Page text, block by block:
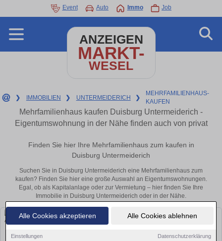
Alle Cookies akzeptieren Alle Cookies ablehnen
Einstellungen Datenschutzerklärung
Event Auto Immo Job
ANZEIGEN
MARKT-
WESEL
❯ IMMOBILIEN ❯ UNTERMEIDERICH ❯
MEHRFAMILIENHAUS-
KAUFEN
Mehrfamilienhaus kaufen Duisburg Untermeiderich -
Eigentumswohnung in der Nähe finden auch von privat
Finden Sie hier Ihre Mehrfamilienhaus zum kaufen in
Duisburg Untermeiderich
Suchen Sie in Duisburg Untermeiderich eine Mehrfamilienhaus zum
kaufen? Finden Sie hier eine große Auswahl an Eigentumswohnungen.
Egal, ob als Kapitalanlage oder zur Vermietung – hier finden Sie Ihre
Immobilie in Duisburg Untermeiderich oder in der Nähe.